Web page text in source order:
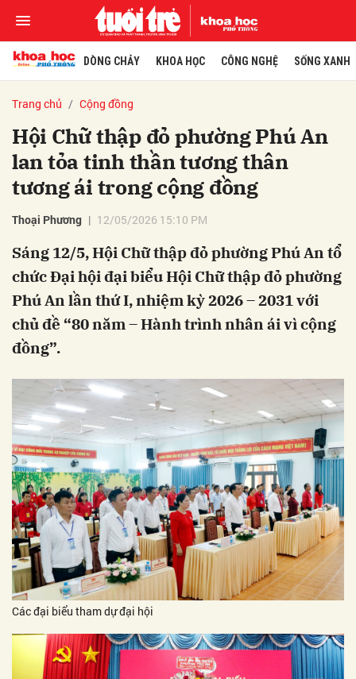
DÒNG CHẢY KHOA HỌC CÔNG NGHỆ SỐNG XANH
Trang chủ Cộng đồng
Hội Chữ thập đỏ phường Phú An
lan tỏa tinh thần tương thân
tương ái trong cộng đồng
Thoại Phương 12/05/2026 15:10 PM
Sáng 12/5, Hội Chữ thập đỏ phường Phú An tổ
chức Đại hội đại biểu Hội Chữ thập đỏ phường
Phú An lần thứ I, nhiệm kỳ 2026 – 2031 với
chủ đề “80 năm – Hành trình nhân ái vì cộng
đồng”.
Các đại biểu tham dự đại hội